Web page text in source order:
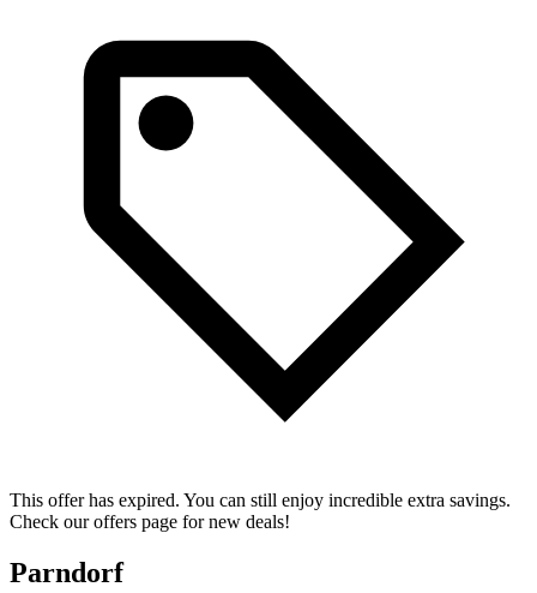
This offer has expired. You can still enjoy incredible extra savings.
Check our offers page for new deals!
Parndorf